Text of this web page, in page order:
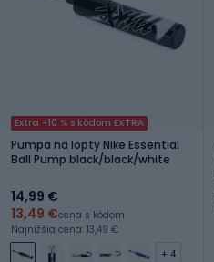
Extra -10 % s kódom EXTRA
Pumpa na lopty Nike Essential
Ball Pump black/black/white
14,99 €
13,49 €cena s kódom
Najnižšia cena: 13,49 €
+ 4